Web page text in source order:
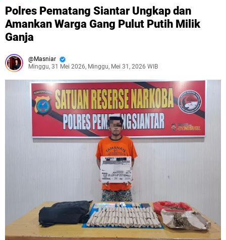
Polres Pematang Siantar Ungkap dan
Amankan Warga Gang Pulut Putih Milik
Ganja
Masniar
Minggu, 31 Mei 2026, Minggu, Mei 31, 2026 WIB